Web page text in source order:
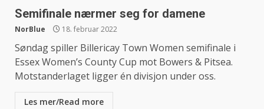
Semifinale nærmer seg for damene
NorBlue 18. februar 2022
Søndag spiller Billericay Town Women semifinale i
Essex Women’s County Cup mot Bowers & Pitsea.
Motstanderlaget ligger én divisjon under oss.
Les mer/Read more